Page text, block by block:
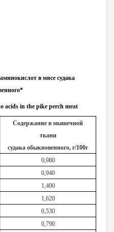
в мясе судака
acids in the pike perch meat
Содержание в мышечной
ткани
судака обыкновенного, г/100г
0,980
0,940
1,400
1,620
0,530
0,790